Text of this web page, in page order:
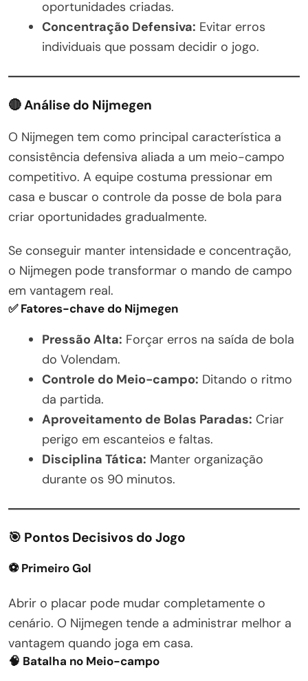
oportunidades criadas.
Concentração Defensiva: Evitar erros
individuais que possam decidir o jogo.
🔴 Análise do Nijmegen
O Nijmegen tem como principal característica a
consistência defensiva aliada a um meio-campo
competitivo. A equipe costuma pressionar em
casa e buscar o controle da posse de bola para
criar oportunidades gradualmente.
Se conseguir manter intensidade e concentração,
o Nijmegen pode transformar o mando de campo
em vantagem real.
✅ Fatores-chave do Nijmegen
Pressão Alta: Forçar erros na saída de bola
do Volendam.
Controle do Meio-campo: Ditando o ritmo
da partida.
Aproveitamento de Bolas Paradas: Criar
perigo em escanteios e faltas.
Disciplina Tática: Manter organização
durante os 90 minutos.
🎯 Pontos Decisivos do Jogo
⚽ Primeiro Gol
Abrir o placar pode mudar completamente o
cenário. O Nijmegen tende a administrar melhor a
vantagem quando joga em casa.
🧠 Batalha no Meio-campo